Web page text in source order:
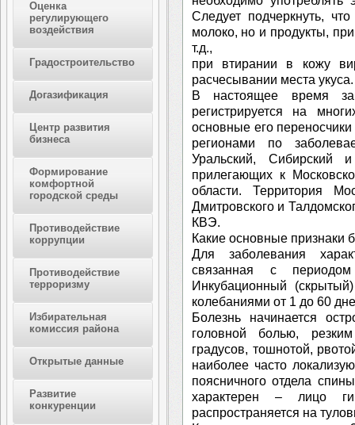
Оценка
регулирующего
воздействия
Градостроительство
Догазификация
Центр развития
бизнеса
Формирование
комфортной
городской среды
Противодействие
коррупции
Противодействие
терроризму
Избирательная
комиссия района
Открытые данные
Развитие
конкуренции
Следует подчеркнуть,
молоко, но и продукты,
т.д.,
при втирании в кожу
расчесывании места укуса.
В настоящее время
регистрируется на
основные его
регионами по
Уральский, Сибирский
прилегающих к
области. Территория
Дмитровского и
КВЭ.
Какие основные признаки
Для заболевания
связанная с
Инкубационный
колебаниями от 1 до 60
Болезнь начинается
головной болью,
градусов, тошнотой,
наиболее часто
поясничного отдела
характерен – лицо
распространяется на